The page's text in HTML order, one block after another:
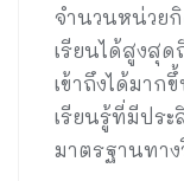
จำนวนหน่วยกิ
เรียนได้สูงสุ
เข้าถึงได้มาก
เรียนรู้ที่มีปร
มาตรฐานทาง